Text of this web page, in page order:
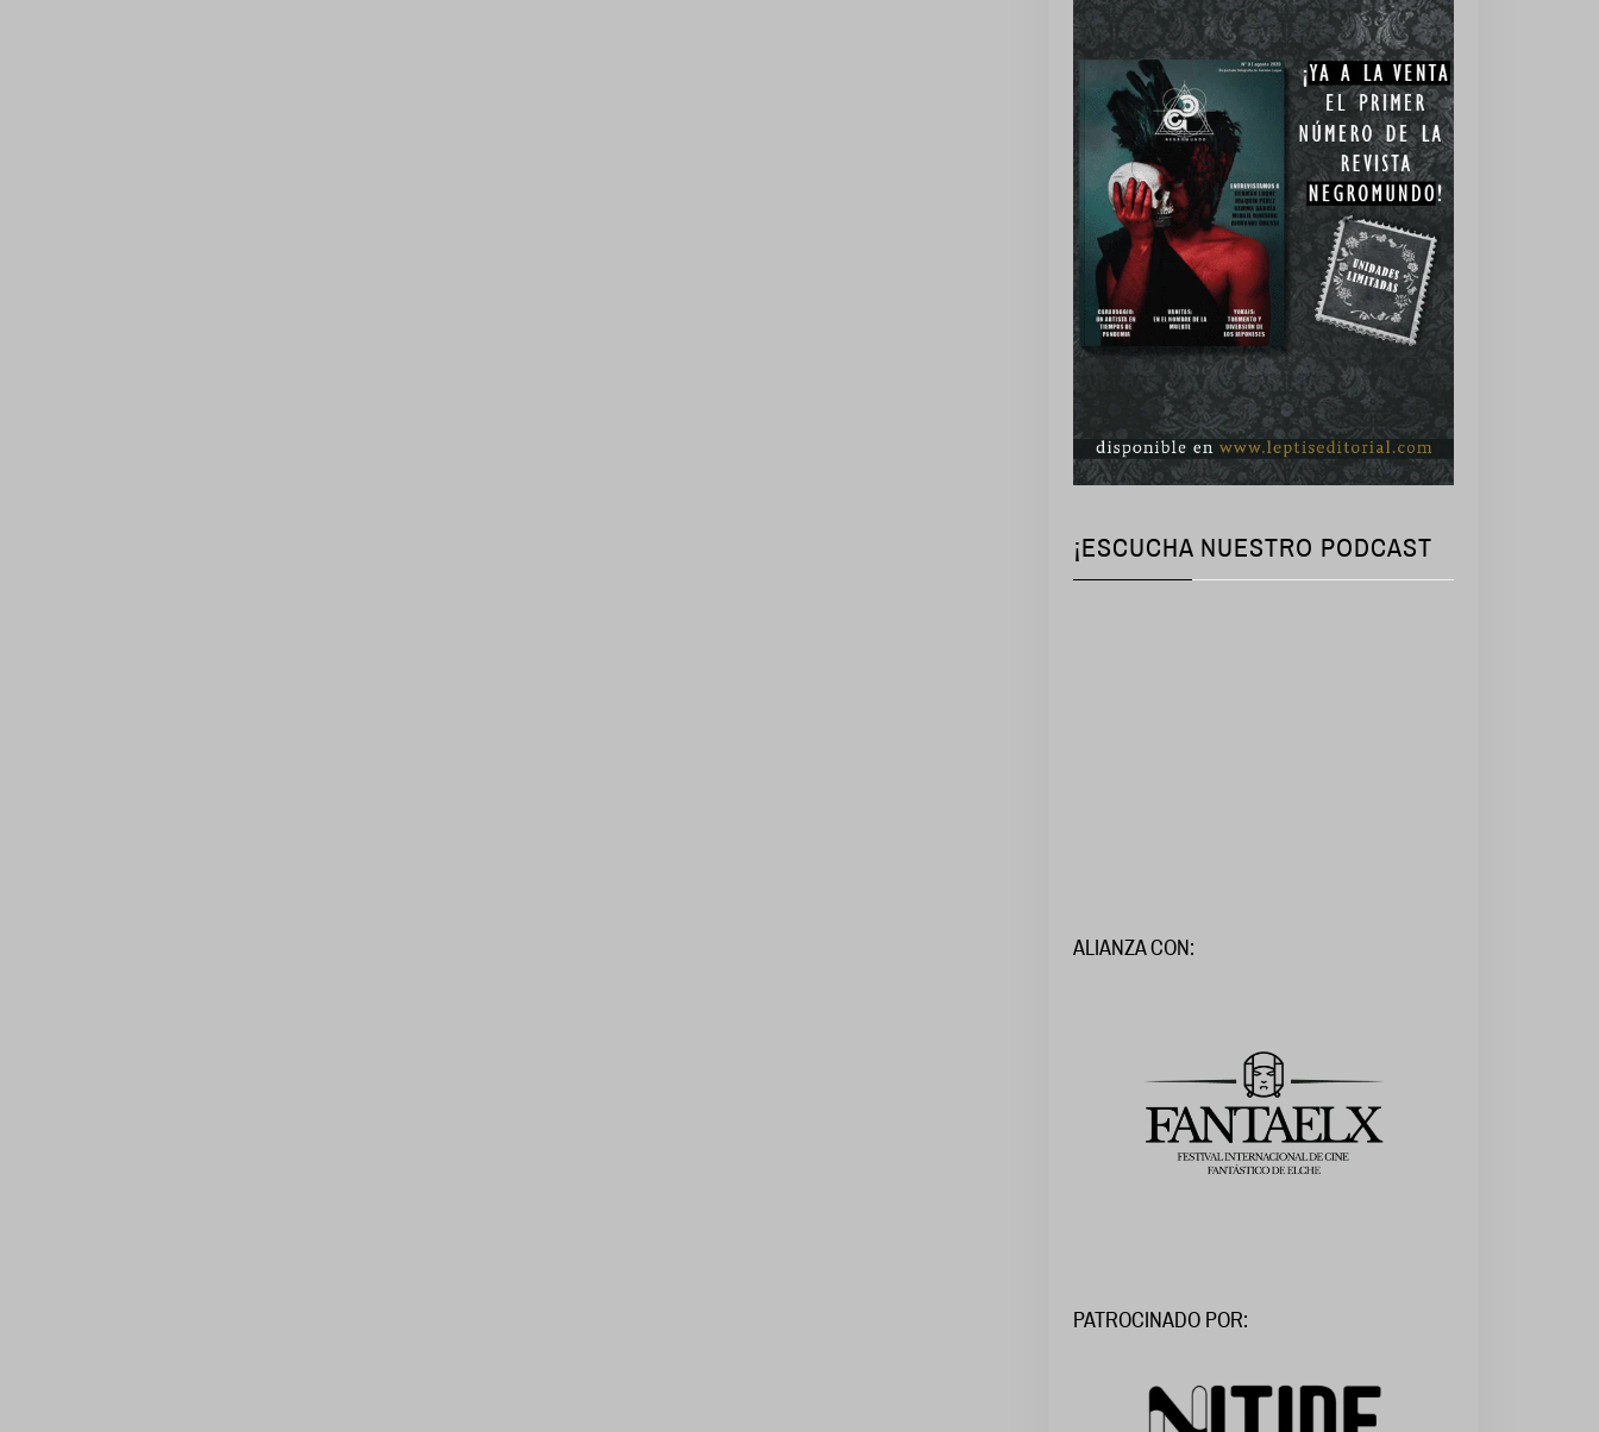
¡ESCUCHA NUESTRO PODCAST
ALIANZA CON:
PATROCINADO POR: